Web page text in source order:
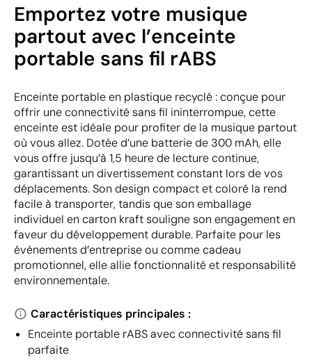
Emportez votre musique
partout avec l’enceinte
portable sans fil rABS
Enceinte portable en plastique recyclé : conçue pour
offrir une connectivité sans fil ininterrompue, cette
enceinte est idéale pour profiter de la musique partout
où vous allez. Dotée d’une batterie de 300 mAh, elle
vous offre jusqu’à 1,5 heure de lecture continue,
garantissant un divertissement constant lors de vos
déplacements. Son design compact et coloré la rend
facile à transporter, tandis que son emballage
individuel en carton kraft souligne son engagement en
faveur du développement durable. Parfaite pour les
événements d’entreprise ou comme cadeau
promotionnel, elle allie fonctionnalité et responsabilité
environnementale.
Caractéristiques principales :
Enceinte portable rABS avec connectivité sans fil
parfaite